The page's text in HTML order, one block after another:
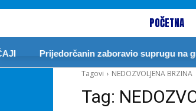
POČETNA
Prijedorčanin zaboravio suprugu na
Tagovi
NEDOZVOLJENA BRZINA
Tag: